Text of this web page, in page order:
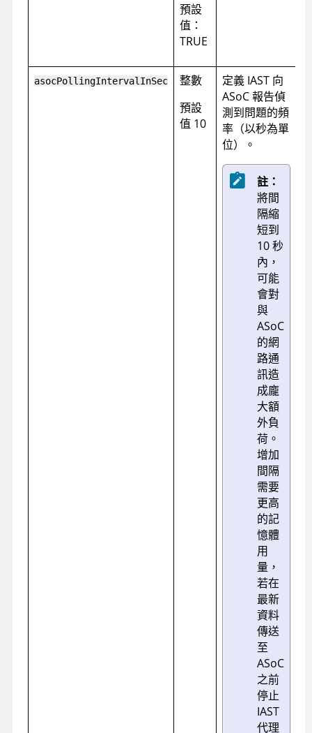
預設
值：
TRUE
asocPollingIntervalInSec
整數
預設
值 10
定義 IAST 向
ASoC報告偵
測到問題的頻
率（以秒為單
位）。
註：
將間
隔縮
短到
10 秒
內，
可能
會對
與
ASoC
的網
路通
訊造
成龐
大額
外負
荷。
增加
間隔
需要
更高
的記
憶體
用
量，
若在
最新
資料
傳送
至
ASoC
之前
停止
IAST
代理